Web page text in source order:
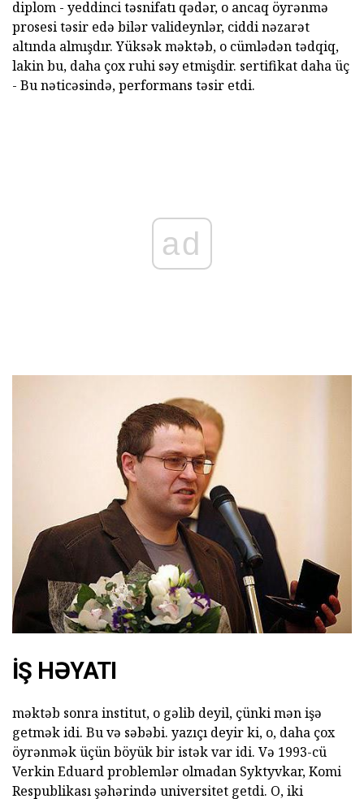
diplom - yeddinci təsnifatı qədər, o ancaq öyrənmə
prosesi təsir edə bilər valideynlər, ciddi nəzarət
altında almışdır. Yüksək məktəb, o cümlədən tədqiq,
lakin bu, daha çox ruhi səy etmişdir. sertifikat daha üç
- Bu nəticəsində, performans təsir etdi.
ad
İŞ HƏYATI
məktəb sonra institut, o gəlib deyil, çünki mən işə
getmək idi. Bu və səbəbi. yazıçı deyir ki, o, daha çox
öyrənmək üçün böyük bir istək var idi. Və 1993-cü
Verkin Eduard problemlər olmadan Syktyvkar, Komi
Respublikası şəhərində universitet getdi. O, iki